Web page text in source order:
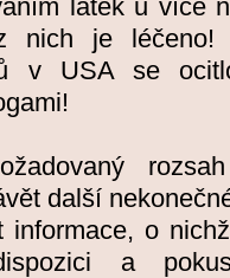
látek u více
nich je léčeno!
v USA se
další
o
a